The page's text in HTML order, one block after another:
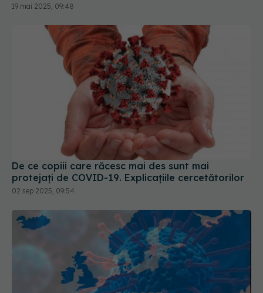
19 mai 2025, 09:48
De ce copiii care răcesc mai des sunt mai
protejați de COVID-19. Explicațiile cercetătorilor
02 sep 2025, 09:54